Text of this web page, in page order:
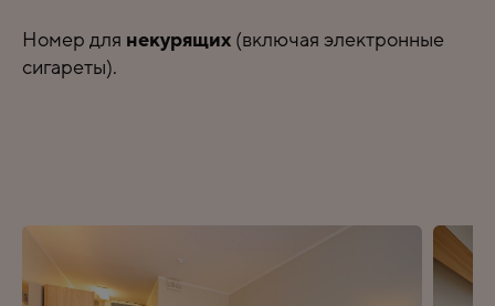
Номер для некурящих (включая электронные
сигареты).